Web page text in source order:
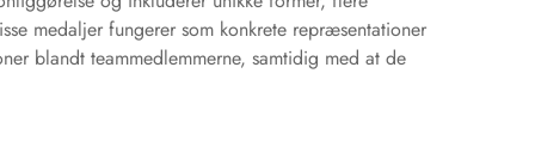
medaljer fungerer som konkrete repræsentationer
blandt teammedlemmerne, samtidig med at de